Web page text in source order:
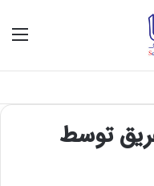
می‌شود
توسط